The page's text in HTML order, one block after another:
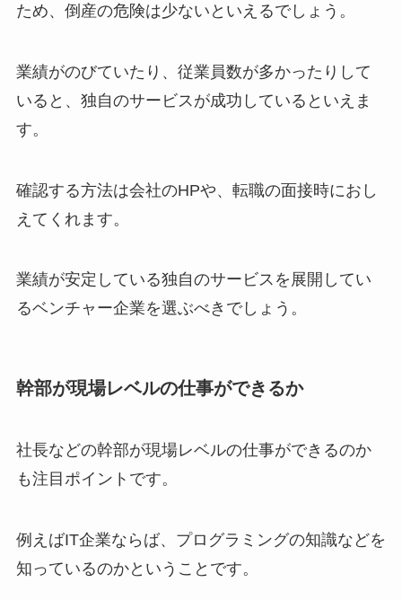
ため、倒産の危険は少ないといえるでしょう。
業績がのびていたり、従業員数が多かったりして
いると、独自のサービスが成功しているといえま
す。
確認する方法は会社のHPや、転職の面接時におし
えてくれます。
業績が安定している独自のサービスを展開してい
るベンチャー企業を選ぶべきでしょう。
幹部が現場レベルの仕事ができるか
社長などの幹部が現場レベルの仕事ができるのか
も注目ポイントです。
例えばIT企業ならば、プログラミングの知識などを
知っているのかということです。